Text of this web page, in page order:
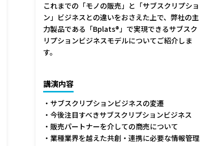
これまでの「モノの販売」と「サブスクリプショ
ン」ビジネスとの違いをおさえた上で、弊社の主
力製品である「Bplats®」で実現できるサブスク
リプションビジネスモデルについてご紹介しま
す。
講演内容
・サブスクリプションビジネスの変遷
・今後注目すべきサブスクリプションビジネス
・販売パートナーを介しての商売について
・業種業界を越えた共創・連携に必要な情報管理